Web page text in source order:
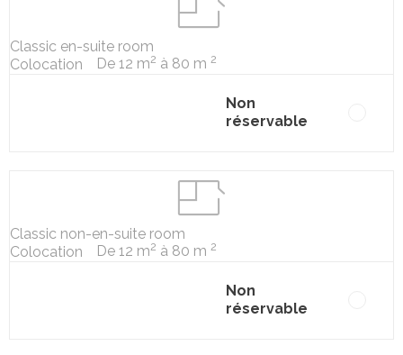
Classic en-suite room
Colocation
De 12 m2 à 80 m 2
Non
réservable
Classic non-en-suite room
Colocation
De 12 m2 à 80 m 2
Non
réservable